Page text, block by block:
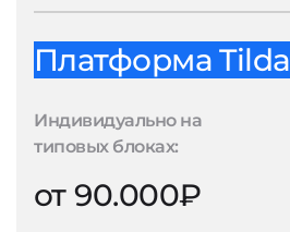
Платформа Tilda
Индивидуально на
типовых блоках:
от 90.000₽